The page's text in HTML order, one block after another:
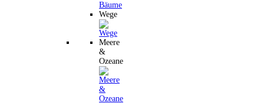
Wege
Meere
&
Ozeane